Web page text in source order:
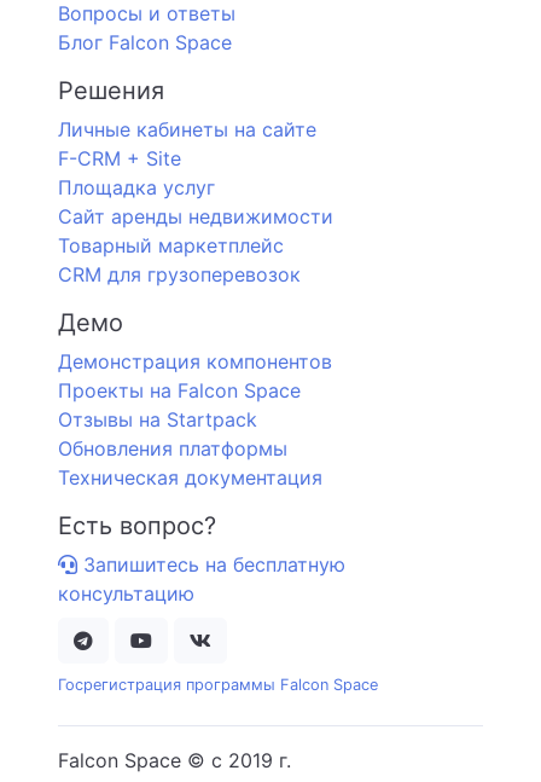
Вопросы и ответы
Блог Falcon Space
Решения
Личные кабинеты на сайте
F-CRM + Site
Площадка услуг
Сайт аренды недвижимости
Товарный маркетплейс
CRM для грузоперевозок
Демо
Демонстрация компонентов
Проекты на Falcon Space
Отзывы на Startpack
Обновления платформы
Техническая документация
Есть вопрос?
Запишитесь на бесплатную
консультацию
Госрегистрация программы Falcon Space
Falcon Space © c 2019 г.